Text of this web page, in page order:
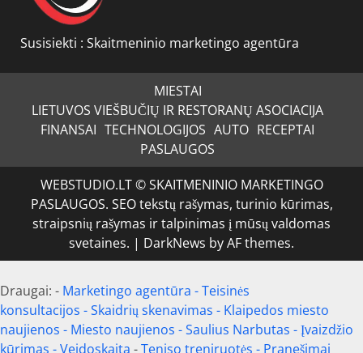
Susisiekti : Skaitmeninio marketingo agentūra
MIESTAI
LIETUVOS VIEŠBUČIŲ IR RESTORANŲ ASOCIACIJA
FINANSAI TECHNOLOGIJOS AUTO RECEPTAI
PASLAUGOS
WEBSTUDIO.LT © SKAITMENINIO MARKETINGO
PASLAUGOS. SEO tekstų rašymas, turinio kūrimas,
straipsnių rašymas ir talpinimas į mūsų valdomas
svetaines. | DarkNews by AF themes.
Draugai: - Marketingo agentūra -Teisinės
konsultacijos -Skaidrių skenavimas - Klaipedos miesto
naujienos - Miesto naujienos -Saulius Narbutas -Įvaizdžio
kūrimas -Veidoskaita -Teniso treniruotės - Pranešimai